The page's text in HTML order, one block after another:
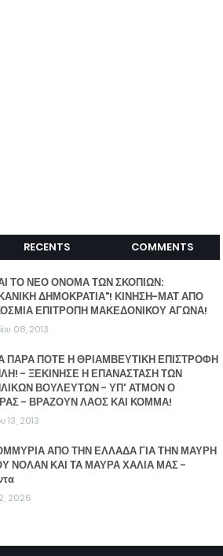
RECENTS COMMENTS
ΤΟ ΝΕΟ ΟΝΟΜΑ ΤΩΝ ΣΚΟΠΙΩΝ:
ΔΗΜΟΚΡΑΤΙΑ"! ΚΙΝΗΣΗ-ΜΑΤ ΑΠΟ
ΕΠΙΤΡΟΠΗ ΜΑΚΕΔΟΝΙΚΟΥ ΑΓΩΝΑ!
08, 2013
ΠΑΡΑ ΠΟΤΕ Η ΘΡΙΑΜΒΕΥΤΙΚΗ ΕΠΙΣΤΡΟΦΗ
- ΞΕΚΙΝΗΣΕ Η ΕΠΑΝΑΣΤΑΣΗ ΤΩΝ
ΒΟΥΛΕΥΤΩΝ - ΥΠ' ΑΤΜΟΝ Ο
- ΒΡΑΖΟΥΝ ΛΑΟΣ ΚΑΙ ΚΟΜΜΑ!
13, 2013
ΑΠΟ ΤΗΝ ΕΛΛΑΔΑ ΓΙΑ ΤΗΝ ΜΑΥΡΗ
ΝΟΛΑΝ ΚΑΙ ΤΑ ΜΑΥΡΑ ΧΑΛΙΑ ΜΑΣ -
2026